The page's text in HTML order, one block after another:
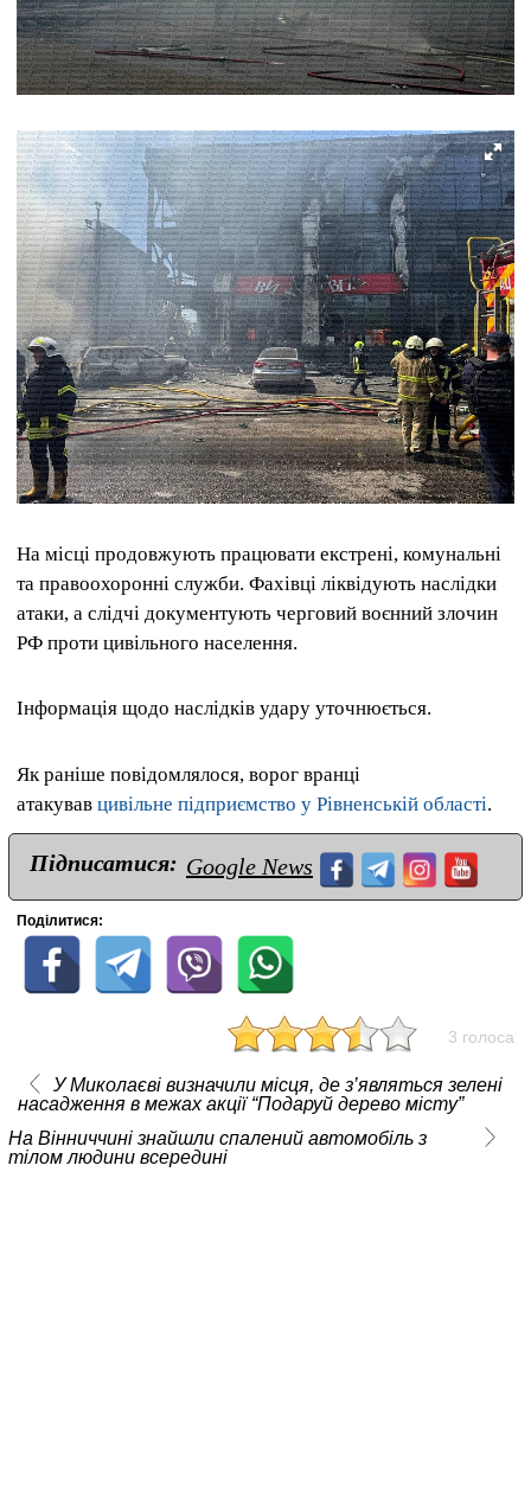
На місці продовжують працювати екстрені, комунальні
та правоохоронні служби. Фахівці ліквідують наслідки
атаки, а слідчі документують черговий воєнний злочин
РФ проти цивільного населення.
Інформація щодо наслідків удару уточнюється.
Як раніше повідомлялося, ворог вранці
атакував цивільне підприємство у Рівненській області.
Підписатися: Google News
Поділитися:
3 голоса
У Миколаєві визначили місця, де з’являться зелені
насадження в межах акції “Подаруй дерево місту”
На Вінниччині знайшли спалений автомобіль з
тілом людини всередині